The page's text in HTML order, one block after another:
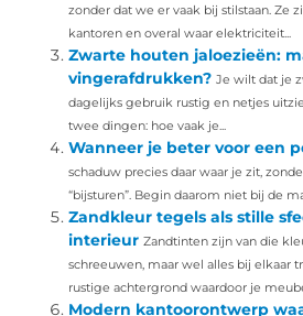
zonder dat we er vaak bij stilstaan. Ze
kantoren en overal waar elektriciteit...
Zwarte houten jaloezieën:
vingerafdrukken? Je wilt dat je
dagelijks gebruik rustig en netjes
twee dingen: hoe vaak je...
Wanneer je beter voor een
schaduw precies daar waar je zit,
“bijsturen”. Begin daarom niet bij de
Zandkleur tegels als stille
interieur Zandtinten zijn van die
schreeuwen, maar wel alles bij elkaar
rustige achtergrond waardoor je
Modern kantoorontwerp